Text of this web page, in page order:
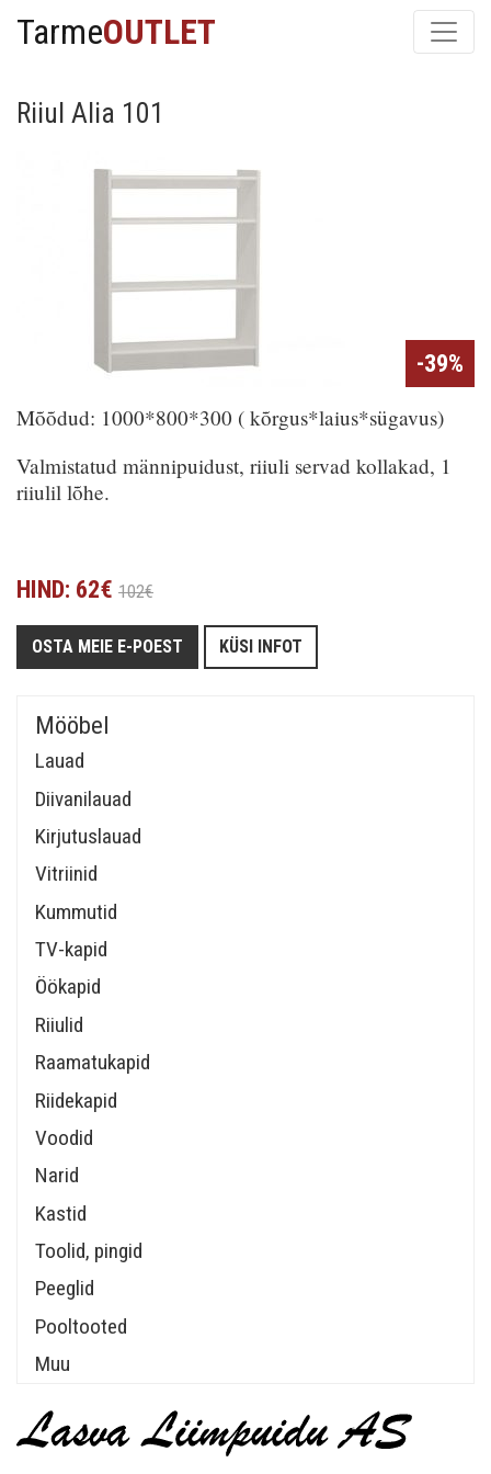
TarmeOUTLET
Mööbel
Lauad
Diivanilauad
Kirjutuslauad
Vitriinid
Kummutid
TV-kapid
Öökapid
Riiulid
Raamatukapid
Riidekapid
Voodid
Narid
Kastid
Toolid, pingid
Peeglid
Pooltooted
Muu
Riiul Alia 101
-39%
Mõõdud: 1000*800*300 ( kõrgus*laius*sügavus)
Valmistatud männipuidust, riiuli servad kollakad, 1
riiulil lõhe.
HIND: 62€ 102€
OSTA MEIE E-POEST KÜSI INFOT